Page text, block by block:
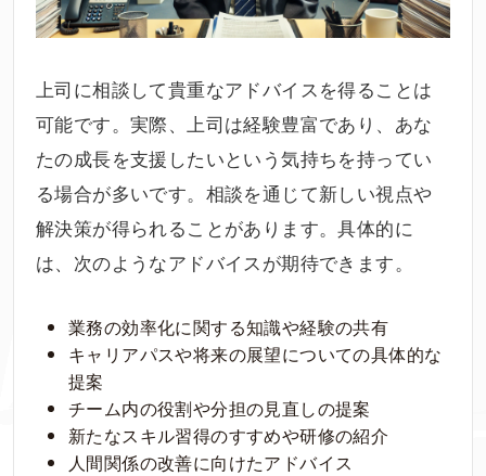
上司に相談して貴重なアドバイスを得ることは
可能です。実際、上司は経験豊富であり、あな
たの成長を支援したいという気持ちを持ってい
る場合が多いです。相談を通じて新しい視点や
解決策が得られることがあります。具体的に
は、次のようなアドバイスが期待できます。
業務の効率化に関する知識や経験の共有
キャリアパスや将来の展望についての具体的な
提案
チーム内の役割や分担の見直しの提案
新たなスキル習得のすすめや研修の紹介
人間関係の改善に向けたアドバイス